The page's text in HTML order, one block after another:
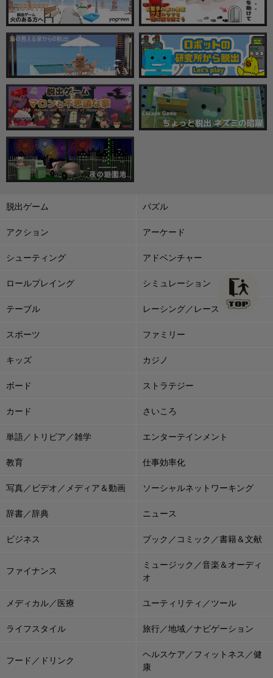
脱出ゲーム パズル
アクション アーケード
シューティング アドベンチャー
ロールプレイング シミュレーション
テーブル レーシング／レース
スポーツ ファミリー
キッズ カジノ
ボード ストラテジー
カード さいころ
単語／トリビア／雑学 エンターテインメント
教育 仕事効率化
写真／ビデオ／メディア＆動画 ソーシャルネットワーキング
辞書／辞典 ニュース
ビジネス ブック／コミック／書籍＆文献
ファイナンス
ミュージック／音楽＆オーディ
オ
メディカル／医療 ユーティリティ／ツール
ライフスタイル 旅行／地域／ナビゲーション
フード／ドリンク
ヘルスケア／フィットネス／健
康